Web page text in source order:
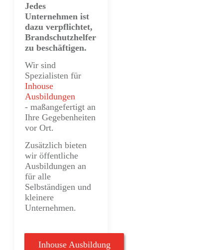
Jedes
Unternehmen ist
dazu verpflichtet,
Brandschutzhelfer
zu beschäftigen.
Wir sind
Spezialisten für
Inhouse
Ausbildungen
- maßangefertigt an
Ihre Gegebenheiten
vor Ort.
Zusätzlich bieten
wir öffentliche
Ausbildungen an
für alle
Selbständigen und
kleinere
Unternehmen.
Inhouse Ausbildung